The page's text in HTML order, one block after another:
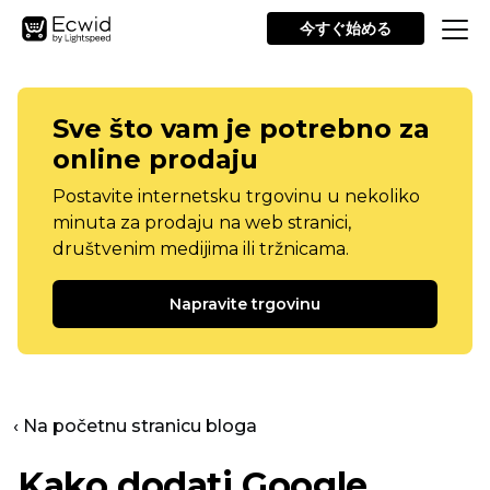
今すぐ始める
Sve što vam je potrebno za
online prodaju
Postavite internetsku trgovinu u nekoliko
minuta za prodaju na web stranici,
društvenim medijima ili tržnicama.
Napravite trgovinu
‹ Na početnu stranicu bloga